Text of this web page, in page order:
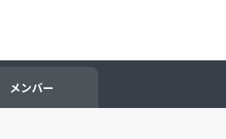
店
・ヘルスケア
メンバー